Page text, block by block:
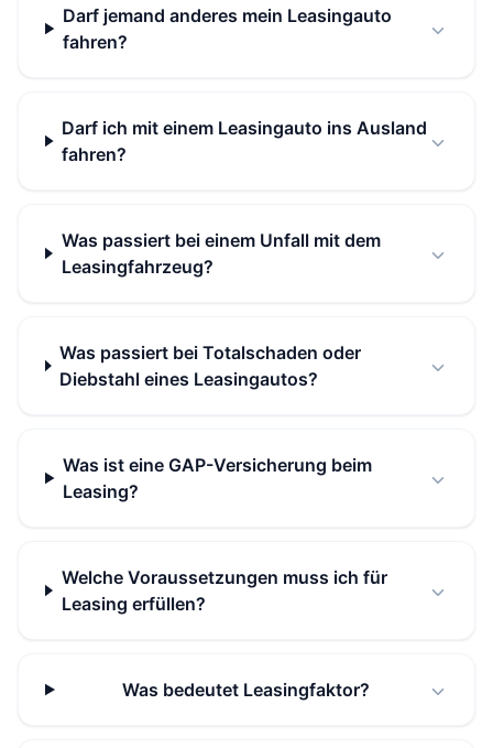
Darf jemand anderes mein Leasingauto
fahren?
Darf ich mit einem Leasingauto ins Ausland
fahren?
Was passiert bei einem Unfall mit dem
Leasingfahrzeug?
Was passiert bei Totalschaden oder
Diebstahl eines Leasingautos?
Was ist eine GAP-Versicherung beim
Leasing?
Welche Voraussetzungen muss ich für
Leasing erfüllen?
Was bedeutet Leasingfaktor?